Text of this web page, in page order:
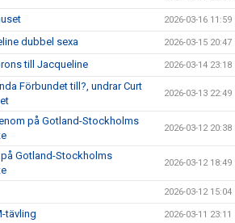
2026-03-16 11:59
dubbel sexa 2026-03-15 20:47
till Jacqueline 2026-03-14 23:18
Förbundet till?, undrar Curt
2026-03-13 22:49
på Gotland-Stockholms
2026-03-12 20:38
Gotland-Stockholms
2026-03-12 18:49
2026-03-12 15:04
tävling 2026-03-11 23:11